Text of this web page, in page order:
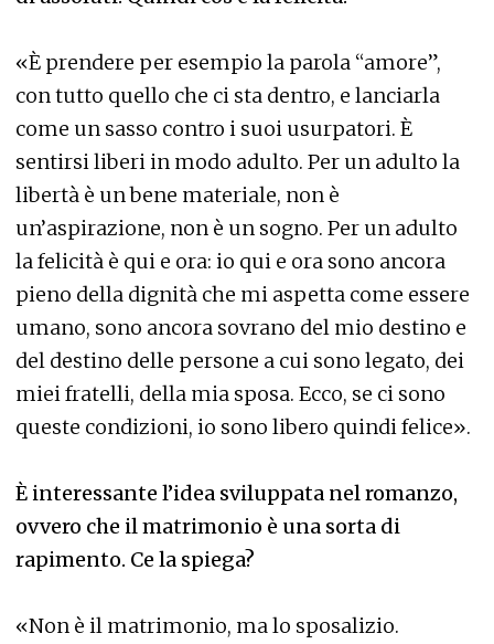
«È prendere per esempio la parola “amore”,
con tutto quello che ci sta dentro, e lanciarla
come un sasso contro i suoi usurpatori. È
sentirsi liberi in modo adulto. Per un adulto la
libertà è un bene materiale, non è
un’aspirazione, non è un sogno. Per un adulto
la felicità è qui e ora: io qui e ora sono ancora
pieno della dignità che mi aspetta come essere
umano, sono ancora sovrano del mio destino e
del destino delle persone a cui sono legato, dei
miei fratelli, della mia sposa. Ecco, se ci sono
queste condizioni, io sono libero quindi felice».
È interessante l’idea sviluppata nel romanzo,
ovvero che il matrimonio è una sorta di
rapimento. Ce la spiega?
«Non è il matrimonio, ma lo sposalizio.